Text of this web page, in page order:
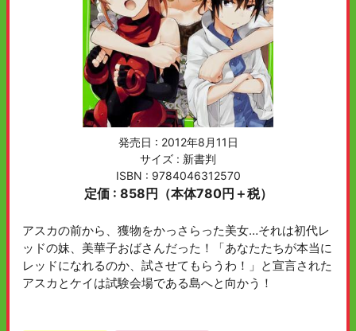
発売日 : 2012年8月11日
サイズ : 新書判
ISBN : 9784046312570
定価 : 858円（本体780円＋税）
アスカの前から、獲物をかっさらった美女…それは初代レ
ッドの妹、美華子おばさんだった！「あなたたちが本当に
レッドになれるのか、試させてもらうわ！」と宣言された
アスカとケイは試験会場である島へと向かう！